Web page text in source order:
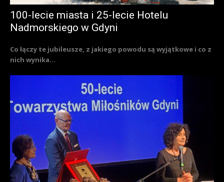
100-lecie miasta i 25-lecie Hotelu
Nadmorskiego w Gdyni
Co łączy te jubileusze, z jakiego powodu są wyjątkowe i co z
nich wynika...